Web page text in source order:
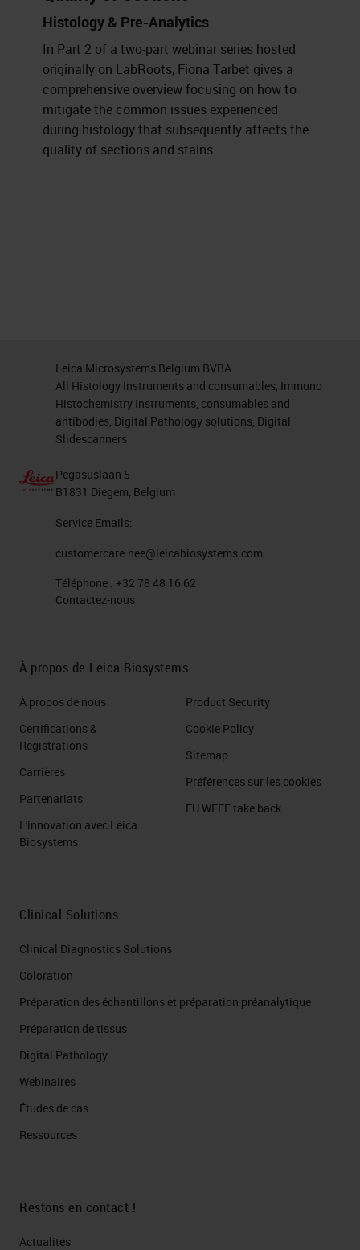
Histology & Pre-Analytics
In Part 2 of a two-part webinar series hosted
originally on LabRoots, Fiona Tarbet gives a
comprehensive overview focusing on how to
mitigate the common issues experienced
during histology that subsequently affects the
quality of sections and stains.
Leica Microsystems Belgium BVBA
All Histology Instruments and consumables, Immuno
Histochemistry Instruments, consumables and
antibodies, Digital Pathology solutions, Digital
Slidescanners
Pegasuslaan 5
B1831 Diegem, Belgium
Service Emails:
customercare.nee@leicabiosystems.com
Téléphone : +32 78 48 16 62
Contactez-nous
À propos de Leica Biosystems
À propos de nous
Certifications &
Registrations
Carrières
Partenariats
L'innovation avec Leica
Biosystems
Product Security
Cookie Policy
Sitemap
Préférences sur les cookies
EU WEEE take back
Clinical Solutions
Clinical Diagnostics Solutions
Coloration
Préparation des échantillons et préparation préanalytique
Préparation de tissus
Digital Pathology
Webinaires
Études de cas
Ressources
Restons en contact !
Actualités